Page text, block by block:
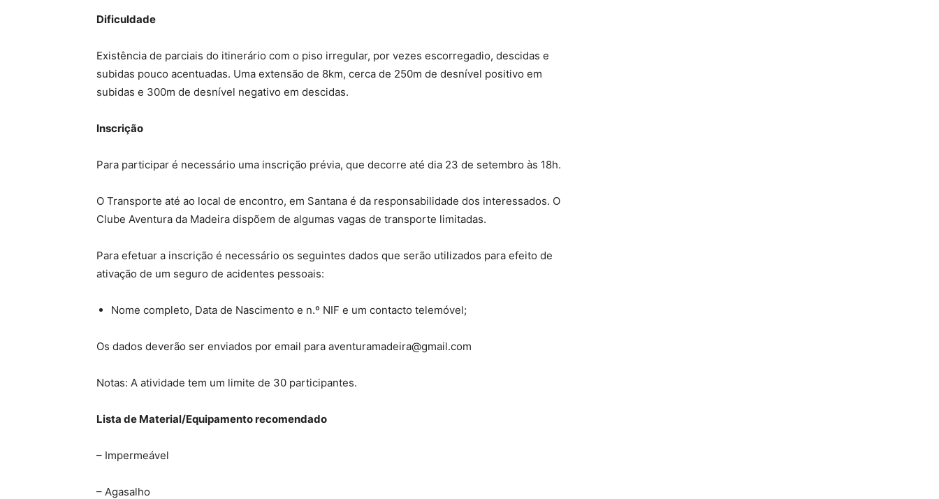
Dificuldade
Existência de parciais do itinerário com o piso irregular, por vezes escorregadio, descidas e
subidas pouco acentuadas. Uma extensão de 8km, cerca de 250m de desnível positivo em
subidas e 300m de desnível negativo em descidas.
Inscrição
Para participar é necessário uma inscrição prévia, que decorre até dia 23 de setembro às 18h.
O Transporte até ao local de encontro, em Santana é da responsabilidade dos interessados. O
Clube Aventura da Madeira dispõem de algumas vagas de transporte limitadas.
Para efetuar a inscrição é necessário os seguintes dados que serão utilizados para efeito de
ativação de um seguro de acidentes pessoais:
Nome completo, Data de Nascimento e n.º NIF e um contacto telemóvel;
Os dados deverão ser enviados por email para aventuramadeira@gmail.com
Notas: A atividade tem um limite de 30 participantes.
Lista de Material/Equipamento recomendado
– Impermeável
– Agasalho